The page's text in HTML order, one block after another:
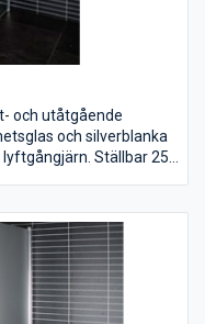
och utåtgående
och silverblanka
Ställbar 25